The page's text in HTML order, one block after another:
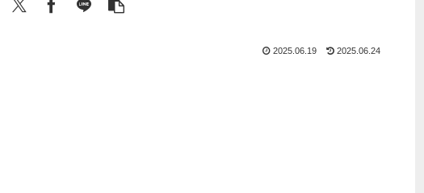
2025.06.19 2025.06.24